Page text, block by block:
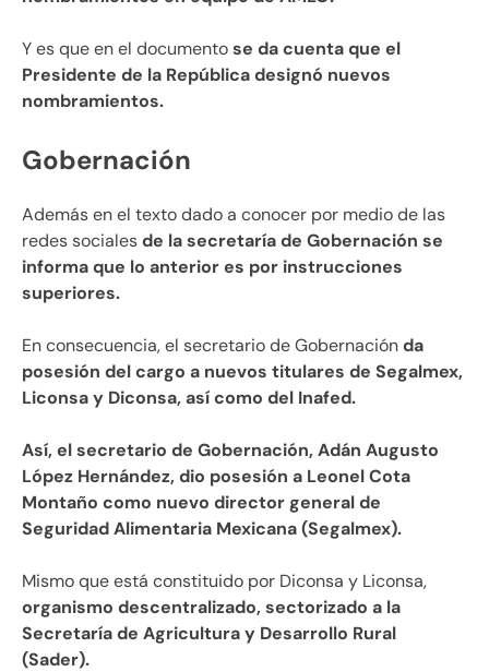
Y es que en el documentose da cuenta que el
Presidente de la República designó nuevos
nombramientos.
Gobernación
Además en el texto dado a conocer por medio de las
redes socialesde la secretaría de Gobernación se
informa que lo anterior es por instrucciones
superiores.
En consecuencia, el secretario de Gobernaciónda
posesión del cargo a nuevos titulares de Segalmex,
Liconsa y Diconsa, así como del Inafed.
Así, el secretario de Gobernación, Adán Augusto
López Hernández, dio posesión a Leonel Cota
Montaño como nuevo director general de
Seguridad Alimentaria Mexicana (Segalmex).
Mismo que está constituido por Diconsa y Liconsa,
organismo descentralizado, sectorizado a la
Secretaría de Agricultura y Desarrollo Rural
(Sader).